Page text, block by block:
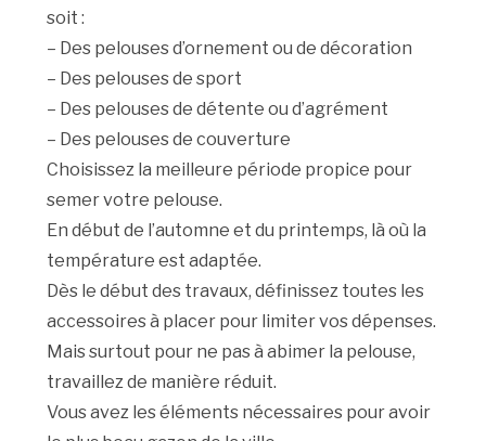
soit :
– Des pelouses d’ornement ou de décoration
– Des pelouses de sport
– Des pelouses de détente ou d’agrément
– Des pelouses de couverture
Choisissez la meilleure période propice pour
semer votre pelouse.
En début de l’automne et du printemps, là où la
température est adaptée.
Dès le début des travaux, définissez toutes les
accessoires à placer pour limiter vos dépenses.
Mais surtout pour ne pas à abimer la pelouse,
travaillez de manière réduit.
Vous avez les éléments nécessaires pour avoir